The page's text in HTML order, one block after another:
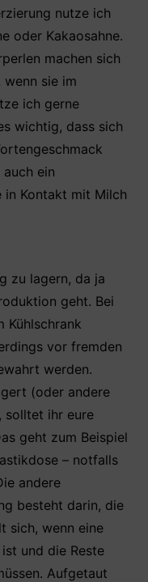
nutze ich
oder Kakaosahne.
machen sich
sie im
ich gerne
wichtig, dass sich
ein
in Kontakt mit Milch
zu lagern, da ja
geht. Bei
Kühlschrank
vor fremden
werden.
(oder andere
solltet ihr eure
geht zum Beispiel
– notfalls
andere
besteht darin, die
sich, wenn eine
und die Reste
Aufgetaut